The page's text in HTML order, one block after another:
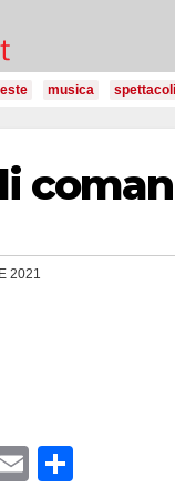
musica spettacoli
2021
Li
E